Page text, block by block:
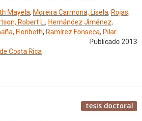
Mayela, Moreira Carmona, Lisela, Rojas,
Robert L., Hernández Jiménez,
Floribeth, Ramírez Fonseca, Pilar
Publicado 2013
Costa Rica
tesis doctoral